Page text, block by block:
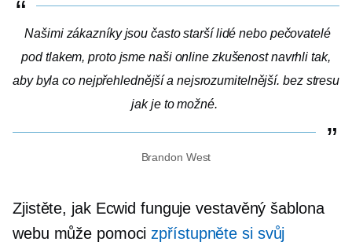
Našimi zákazníky jsou často starší lidé nebo pečovatelé
pod tlakem, proto jsme naši online zkušenost navrhli tak,
aby byla co nejpřehlednější a nejsrozumitelnější. bez stresu
jak je to možné.
Brandon West
Zjistěte, jak Ecwid fungujevestavěný šablona
webu může pomoci zpřístupněte si svůj